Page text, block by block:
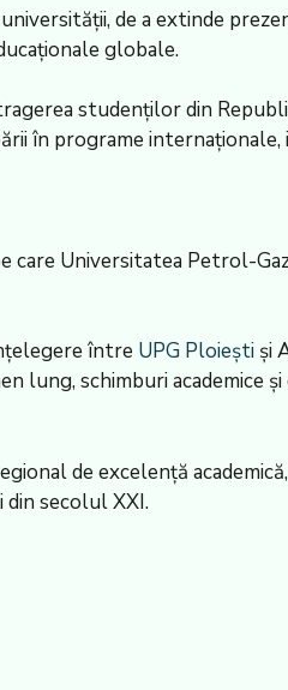
de a extinde
globale.
studenților din
în programe internaționale,
care Universitatea Petrol-
între UPG Ploieștiși
lung, schimburi academice
de excelență
secolul XXI.